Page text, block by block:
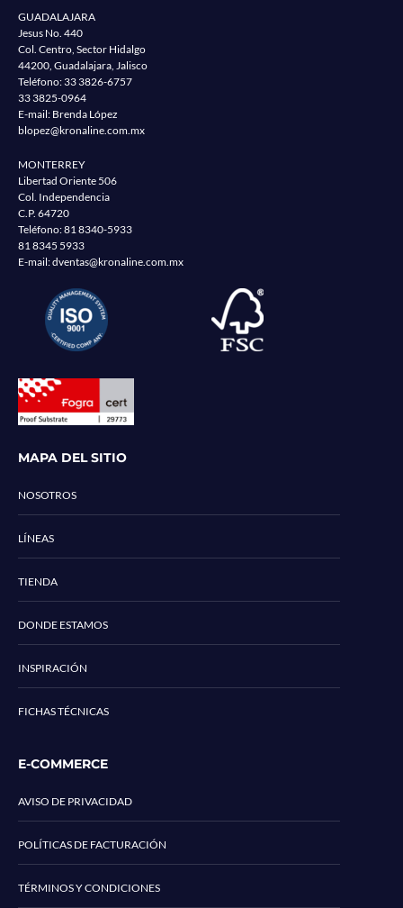
GUADALAJARA
Jesus No. 440
Col. Centro, Sector Hidalgo
44200, Guadalajara, Jalisco
Teléfono: 33 3826-6757
33 3825-0964
E-mail: Brenda López
blopez@kronaline.com.mx
MONTERREY
Libertad Oriente 506
Col. Independencia
C.P. 64720
Teléfono:81 8340-5933
81 8345 5933
E-mail:dventas@kronaline.com.mx
MAPA DEL SITIO
NOSOTROS
LÍNEAS
TIENDA
DONDE ESTAMOS
INSPIRACIÓN
FICHAS TÉCNICAS
E-COMMERCE
AVISO DE PRIVACIDAD
POLÍTICAS DE FACTURACIÓN
TÉRMINOS Y CONDICIONES